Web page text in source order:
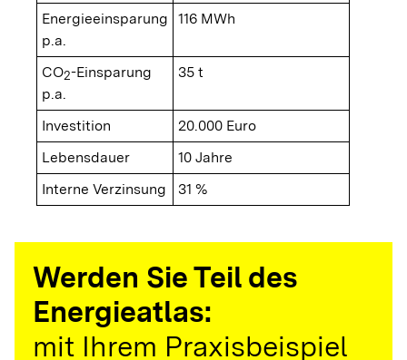
Energieeinsparung
p.a.
116 MWh
CO2-Einsparung
p.a.
35 t
Investition
20.000 Euro
Lebensdauer
10 Jahre
Interne Verzinsung
31 %
Werden Sie Teil des
Energieatlas:
mit Ihrem Praxisbeispiel